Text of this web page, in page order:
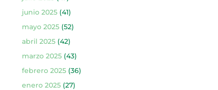
junio 2025(41)
mayo 2025(52)
abril 2025(42)
marzo 2025(43)
febrero 2025(36)
enero 2025(27)